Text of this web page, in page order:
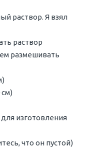
раствор. Я взял
раствор
размешивать
изготовления
что он пустой)